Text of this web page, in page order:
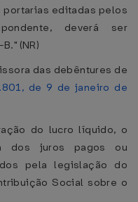
portarias editadas pelos
deverá ser
(NR)
das debêntures de
de 9 de janeiro de
do lucro líquido, o
dos juros pagos ou
pela legislação do
Social sobre o